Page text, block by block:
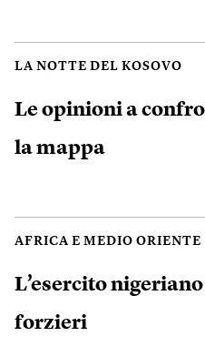
LA NOTTE DEL KOSOVO
Le opinioni a
la mappa
AFRICA E MEDIO ORIENTE
L’esercito
forzieri